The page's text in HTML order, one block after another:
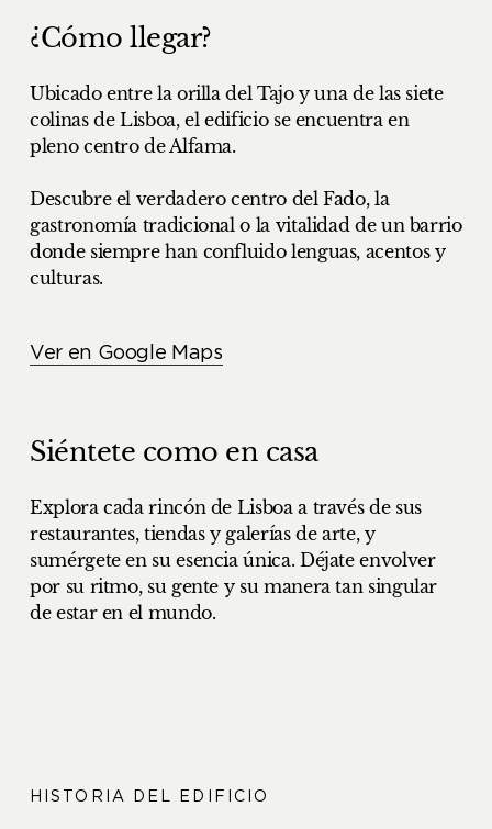
¿Cómo llegar?
Ubicado entre la orilla del Tajo y una de las siete
colinas de Lisboa, el edificio se encuentra en
pleno centro de Alfama.
Descubre el verdadero centro del Fado, la
gastronomía tradicional o la vitalidad de un barrio
donde siempre han confluido lenguas, acentos y
culturas.
Ver en Google Maps
Siéntete como en casa
Explora cada rincón de Lisboa a través de sus
restaurantes, tiendas y galerías de arte, y
sumérgete en su esencia única. Déjate envolver
por su ritmo, su gente y su manera tan singular
de estar en el mundo.
HISTORIA DEL EDIFICIO